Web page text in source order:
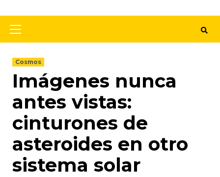
Cosmos
Imágenes nunca
antes vistas:
cinturones de
asteroides en otro
sistema solar